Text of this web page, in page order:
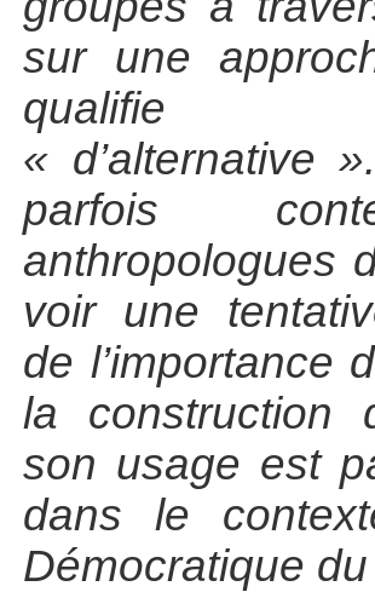
sur une
qualifie
« d’alternative
parfois
anthropologues
voir une
de l’importance
la construction
son usage est
dans le
Démocratique